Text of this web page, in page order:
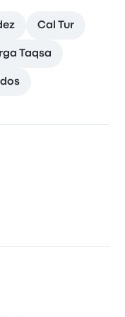
Cal Tur
Taqsa